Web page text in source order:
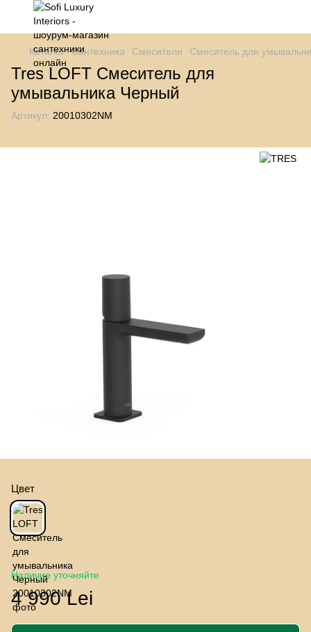
Каталог Сантехника Смесители Смеситель для
Tres LOFT Смеситель для
умывальника Черный
Артикул: 20010302NM
Цвет
Наличие уточняйте
4 990 Lei